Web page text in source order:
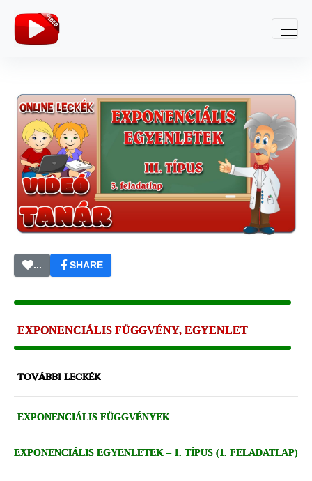
... SHARE
EXPONENCIÁLIS FÜGGVÉNY, EGYENLET
TOVÁBBI LECKÉK
EXPONENCIÁLIS FÜGGVÉNYEK
EXPONENCIÁLIS EGYENLETEK – 1. TÍPUS (1. FELADATLAP)